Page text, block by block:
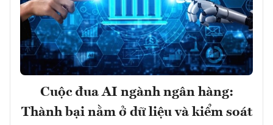
Cuộc đua AI ngành ngân hàng:
Thành bại nằm ở dữ liệu và kiểm soát